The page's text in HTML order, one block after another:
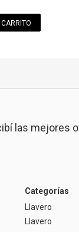
las mejores
Categorías
Llavero
Llavero